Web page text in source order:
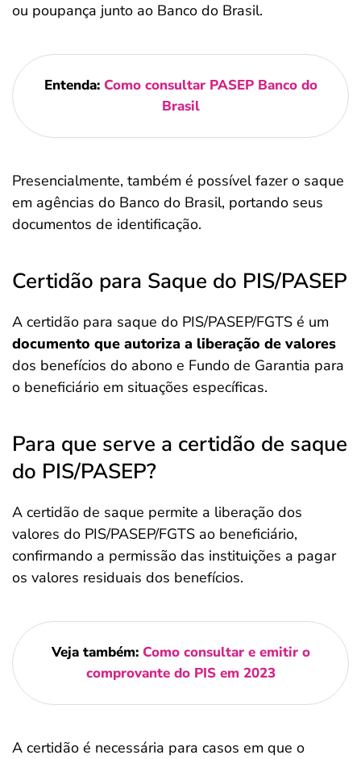
ou poupança junto ao Banco do Brasil.
Entenda: Como consultar PASEP Banco do
Brasil
Presencialmente, também é possível fazer o saque
em agências do Banco do Brasil, portando seus
documentos de identificação.
Certidão para Saque do PIS/PASEP
A certidão para saque do PIS/PASEP/FGTS é um
documento que autoriza a liberação de valores
dos benefícios do abono e Fundo de Garantia para
o beneficiário em situações específicas.
Para que serve a certidão de saque
do PIS/PASEP?
A certidão de saque permite a liberação dos
valores do PIS/PASEP/FGTS ao beneficiário,
confirmando a permissão das instituições a pagar
os valores residuais dos benefícios.
Veja também: Como consultar e emitir o
comprovante do PIS em 2023
A certidão é necessária para casos em que o